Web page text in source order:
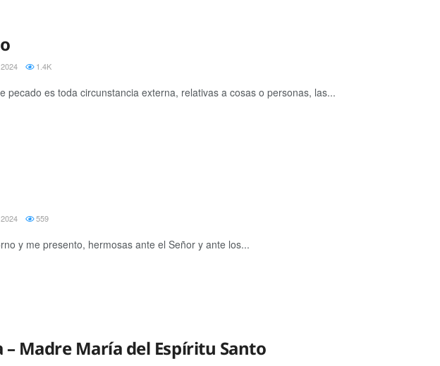
1.4K
pecado es toda circunstancia externa, relativas a cosas o personas, las...
559
y me presento, hermosas ante el Señor y ante los...
– Madre María del Espíritu Santo